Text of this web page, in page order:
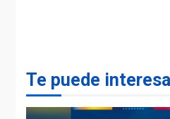
Te puede